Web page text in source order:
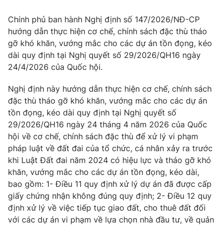
Câu chuyện quốc tế
Tài chính
Thị trường
Góc doanh nghiệp
Dữ liệu và đời sống
Truyền hình
Hậu trường
Nhân vật
Khán giả
Giải sao mai
Giải trí
Điện ảnh
Âm nhạc
Sao
Đời sống
Du lịch
Làm đẹp
Chất lượng cuộc sống
Giáo dục
Tuyển sinh
Học trực tuyến
Công nghệ
Hitech Công nghệ tương lai
Sản phẩm
Giao lưu trực tuyến
Chính phủ ban hành Nghị định số 147/2026/NĐ-CP
hướng dẫn thực hiện cơ chế, chính sách đặc thù tháo
gỡ khó khăn, vướng mắc cho các dự án tồn đọng, kéo
dài quy định tại Nghị quyết số 29/2026/QH16 ngày
24/4/2026 của Quốc hội.
Nghị định này hướng dẫn thực hiện cơ chế, chính sách
đặc thù tháo gỡ khó khăn, vướng mắc cho các dự án
tồn đọng, kéo dài quy định tại Nghị quyết số
29/2026/QH16 ngày 24 tháng 4 năm 2026 của Quốc
hội về cơ chế, chính sách đặc thù để xử lý vi phạm
pháp luật về đất đai của tổ chức, cá nhân xảy ra trước
khi Luật Đất đai năm 2024 có hiệu lực và tháo gỡ khó
khăn, vướng mắc cho các dự án tồn đọng, kéo dài,
bao gồm: 1- Điều 11 quy định xử lý dự án đã được cấp
giấy chứng nhận không đúng quy định; 2- Điều 12 quy
định xử lý về việc tiếp tục giao đất, cho thuê đất đối
với các dự án vi phạm về lựa chọn nhà đầu tư, về quản